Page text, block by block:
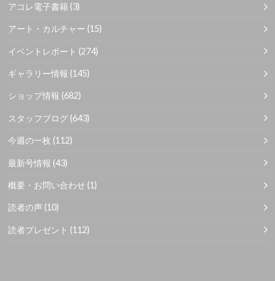
アコレ電子書籍 (3)
アート・カルチャー (15)
イベントレポート (274)
ギャラリー情報 (145)
ショップ情報 (682)
スタッフブログ (643)
今週の一枚 (112)
最新号情報 (43)
概要・お問い合わせ (1)
読者の声 (10)
読者プレゼント (112)